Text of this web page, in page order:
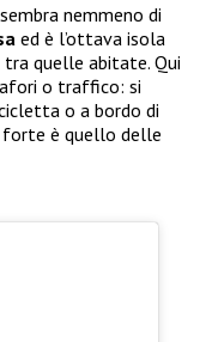
nemmeno di
ed è l’ottava isola
tra quelle abitate. Qui
o traffico: si
o a bordo di
forte è quello delle